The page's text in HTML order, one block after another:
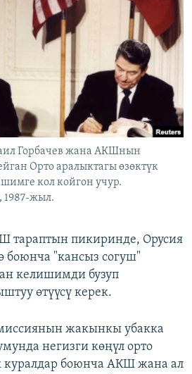
Горбачев жана АКШнын
Орто аралыктагы өзөктүк
кол койгон учур.
1987-жыл.
пикиринде, Орусия
боюнча "кансыз согуш"
келишимди бузуп
өтүүсү керек.
жакынкы убакка
негизги көңүл орто
куралдар боюнча АКШ жана ал